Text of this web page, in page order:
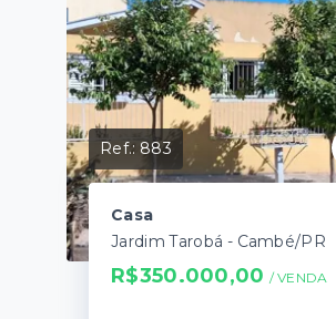
Ref.: 883
Casa
Jardim Tarobá - Cambé/PR
R$350.000,00 / VENDA